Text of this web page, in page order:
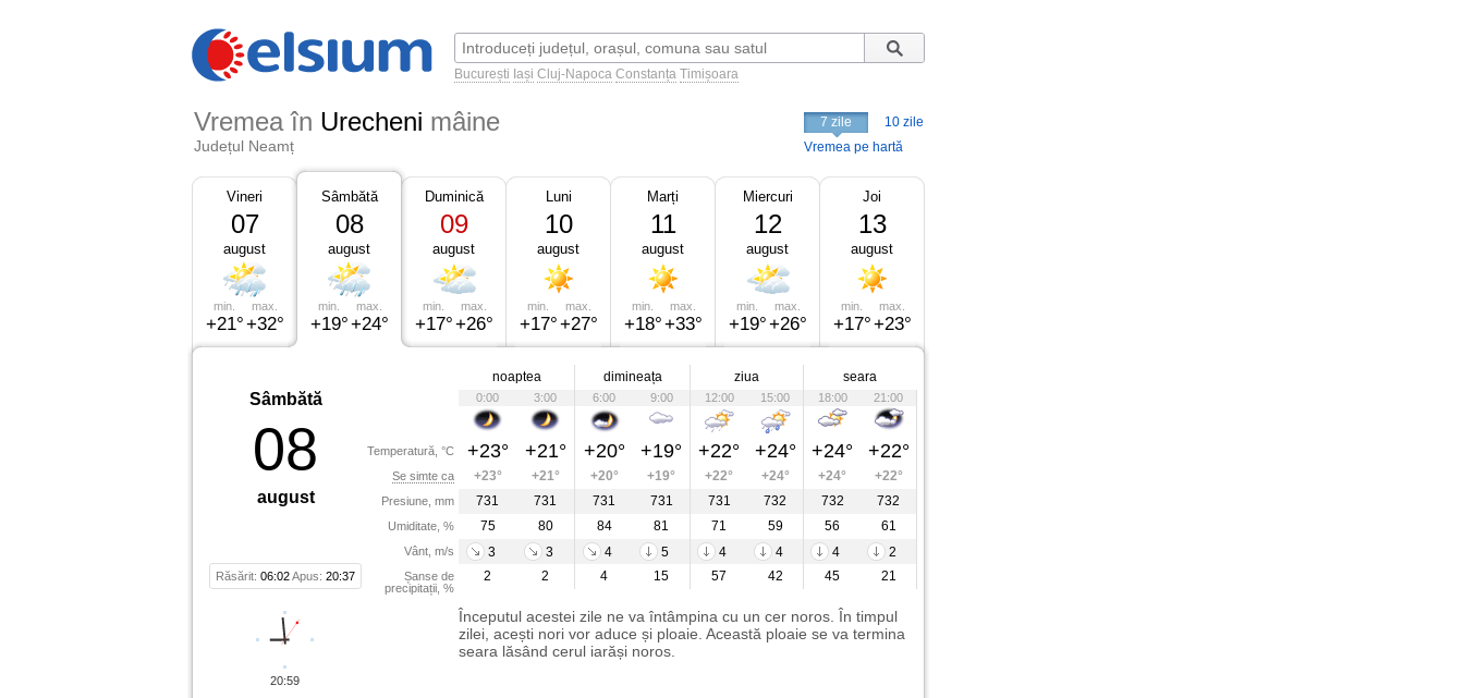
București Iași Cluj-Napoca Constanța Timișoara
Vremea în Urecheni mâine
Județul Neamț
7 zile
10 zile
Vremea pe hartă
Vineri
07
august
min.
+21°
max.
+32°
Sâmbătă
08
august
min.
+19°
max.
+24°
Duminică
09
august
min.
+17°
max.
+26°
Luni
10
august
min.
+17°
max.
+27°
Marți
11
august
min.
+18°
max.
+33°
Miercuri
12
august
min.
+19°
max.
+26°
Joi
13
august
min.
+17°
max.
+23°
Sâmbătă
08
august
Răsărit: 06:02Apus: 20:37
Temperatură, °C
Se simte ca
Presiune, mm
Umiditate, %
Vânt, m/s
Șanse de
precipitații, %
noaptea dimineața ziua seara
0:00 3:00 6:00 9:00 12:00 15:00 18:00 21:00
+23° +21° +20° +19° +22° +24° +24° +22°
+23° +21° +20° +19° +22° +24° +24°
+22°
731
731 731 731 731 732 732
732
75
80 84 81 71 59 56
61
3
3 4 5 4 4 4
2
2
2 4 15 57 42 45 21
Începutul acestei zile ne va întâmpina cu un cer noros. În timpul
zilei, acești nori vor aduce și ploaie. Această ploaie se va termina
seara lăsând cerul iarăși noros.
20:59